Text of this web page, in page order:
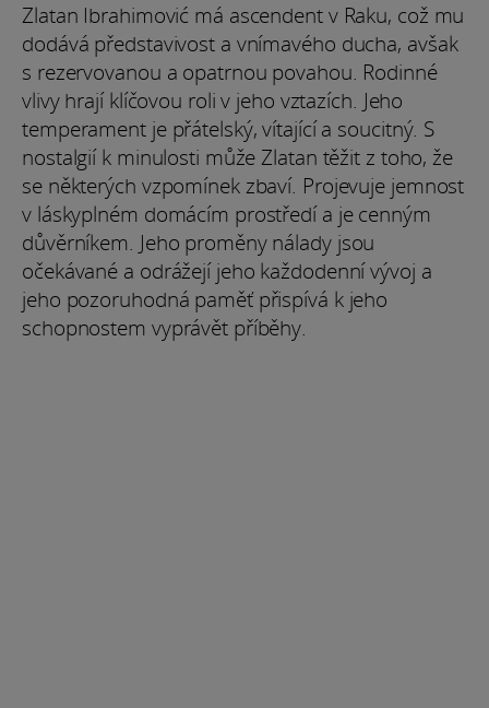
Zlatan Ibrahimović má ascendent v Raku, což mu
dodává představivost a vnímavého ducha, avšak
s rezervovanou a opatrnou povahou. Rodinné
vlivy hrají klíčovou roli v jeho vztazích. Jeho
temperament je přátelský, vítající a soucitný. S
nostalgií k minulosti může Zlatan těžit z toho, že
se některých vzpomínek zbaví. Projevuje jemnost
v láskyplném domácím prostředí a je cenným
důvěrníkem. Jeho proměny nálady jsou
očekávané a odrážejí jeho každodenní vývoj a
jeho pozoruhodná paměť přispívá k jeho
schopnostem vyprávět příběhy.